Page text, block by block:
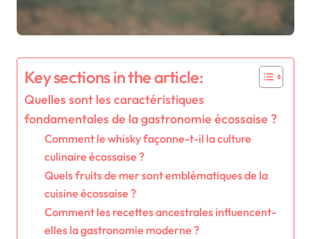
Key sections in the article:
Quelles sont les caractéristiques
fondamentales de la gastronomie écossaise ?
Comment le whisky façonne-t-il la culture
culinaire écossaise ?
Quels fruits de mer sont emblématiques de la
cuisine écossaise ?
Comment les recettes ancestrales influencent-
elles la gastronomie moderne ?